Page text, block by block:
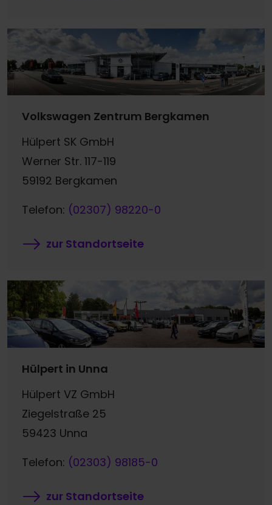
Volkswagen Zentrum Bergkamen
Hülpert SK GmbH
Werner Str. 117-119
59192 Bergkamen
Telefon: (02307) 98220-0
zur Standortseite
Hülpert in Unna
Hülpert VZ GmbH
Ziegelstraße 25
59423 Unna
Telefon: (02303) 98185-0
zur Standortseite